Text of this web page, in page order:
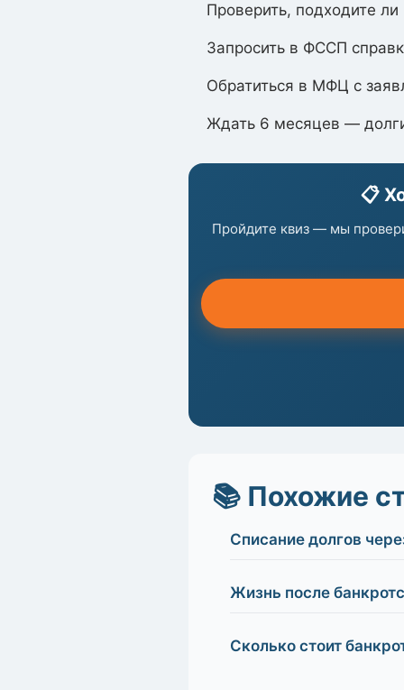
Проверить, подходите
Запросить в ФССП
Обратиться в МФЦ с
Ждать 6 месяцев —
📋
Пройдите квиз — мы
📚 Похожие
Списание долгов
Жизнь после
Сколько стоит